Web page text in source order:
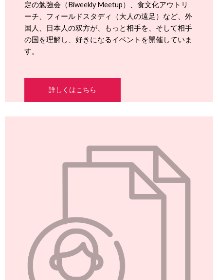
定の勉強会（Biweekly Meetup）、食文化アウトリ
ーチ、フィールドスタディ（大人の遠足）など、外
国人、日本人の双方が、もっと相手を、そして相手
の国を理解し、好きになるイベントを開催していま
す。
詳しくはこちら